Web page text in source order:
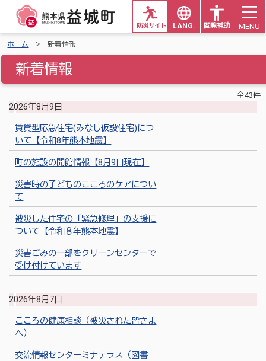
LANG. 閲覧補助
防災サイト MENU
ホーム 新着情報
新着情報
全43件
2026年8月9日
賃貸型応急住宅(みなし仮設住宅)につ
いて【令和8年熊本地震】
町の施設の開館情報【8月9日現在】
災害時の子どものこころのケアについ
て
被災した住宅の「緊急修理」の支援に
ついて【令和８年熊本地震】
災害ごみの一部をクリーンセンターで
受け付けています
2026年8月7日
こころの健康相談（被災された皆さま
へ）
交流情報センターミナテラス（図書